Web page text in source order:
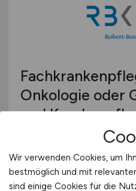
Onkologie oder
und
die
Häma/Onko,
Wir verwenden Cookies, um
bestmöglich und mit
sind einige Cookies für die